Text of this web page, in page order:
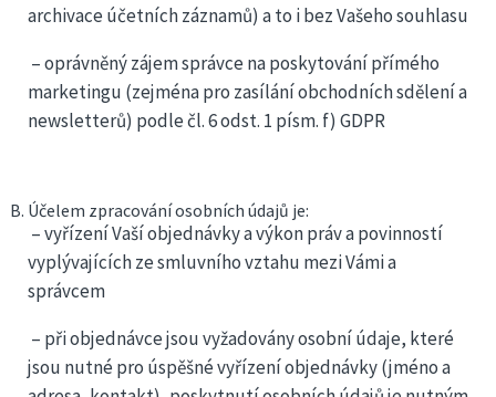
archivace účetních záznamů) a to i bez Vašeho souhlasu
– oprávněný zájem správce na poskytování přímého
marketingu (zejména pro zasílání obchodních sdělení a
newsletterů) podle čl. 6 odst. 1 písm. f) GDPR
Účelem zpracování osobních údajů je:
– vyřízení Vaší objednávky a výkon práv a povinností
vyplývajících ze smluvního vztahu mezi Vámi a
správcem
– při objednávce jsou vyžadovány osobní údaje, které
jsou nutné pro úspěšné vyřízení objednávky (jméno a